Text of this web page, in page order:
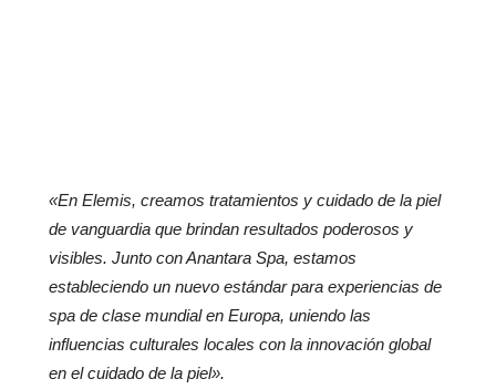
«En Elemis, creamos tratamientos y cuidado de la piel
de vanguardia que brindan resultados poderosos y
visibles. Junto con Anantara Spa, estamos
estableciendo un nuevo estándar para experiencias de
spa de clase mundial en Europa, uniendo las
influencias culturales locales con la innovación global
en el cuidado de la piel».